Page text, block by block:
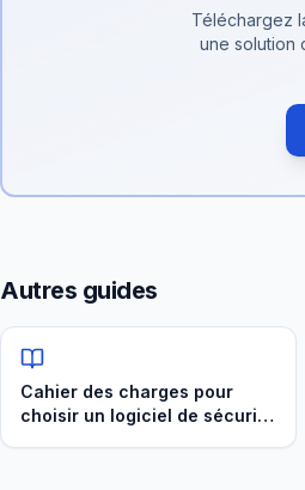
Téléchargez
une solution
Autres guides
Cahier des charges pour
choisir un logiciel de sécurité